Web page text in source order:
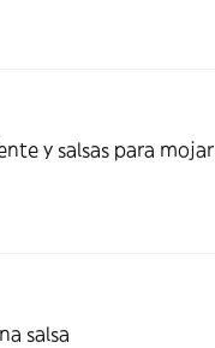
y salsas para mojar
salsa